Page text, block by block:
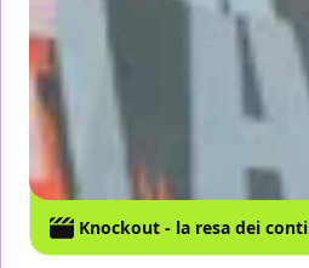
Knockout - la resa dei conti